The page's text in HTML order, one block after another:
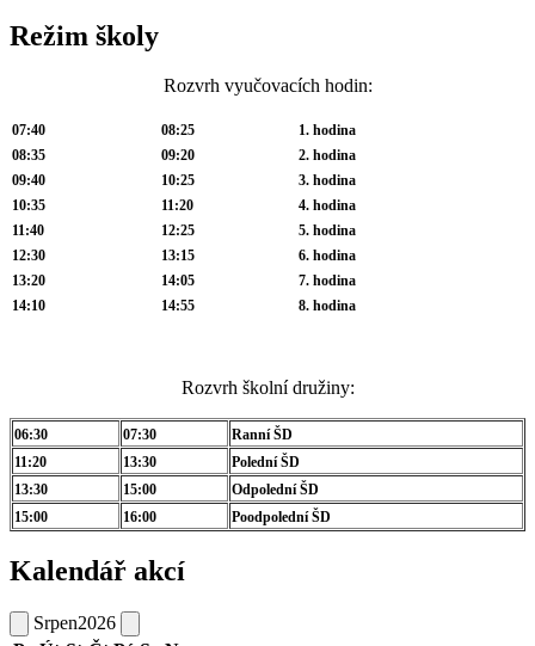
Režim školy
Rozvrh vyučovacích hodin:
07:40 08:25
1. hodina
08:35
09:20
2. hodina
09:40
10:25
3. hodina
10:35
11:20
4. hodina
11:40
12:25
5. hodina
12:30
13:15
6. hodina
13:20
14:05
7. hodina
14:10
14:55 8. hodina
Rozvrh školní družiny:
06:30 07:30
Ranní ŠD
11:20
13:30
Polední ŠD
13:30
15:00
Odpolední ŠD
15:00
16:00 Poodpolední ŠD
Kalendář akcí
Srpen2026